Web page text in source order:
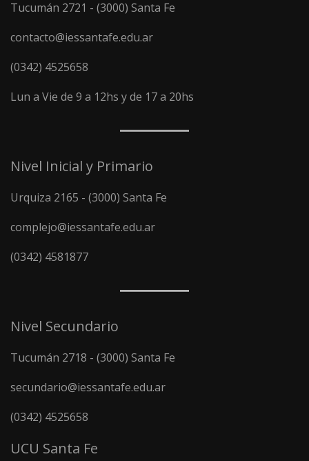
Tucumán 2721 - (3000) Santa Fe
contacto@iessantafe.edu.ar
(0342) 4525658
Lun a Vie de 9 a 12hs y de 17 a 20hs
Nivel Inicial y Primario
Urquiza 2165 - (3000) Santa Fe
complejo@iessantafe.edu.ar
(0342) 4581877
Nivel Secundario
Tucumán 2718 - (3000) Santa Fe
secundario@iessantafe.edu.ar
(0342) 4525658
UCU Santa Fe